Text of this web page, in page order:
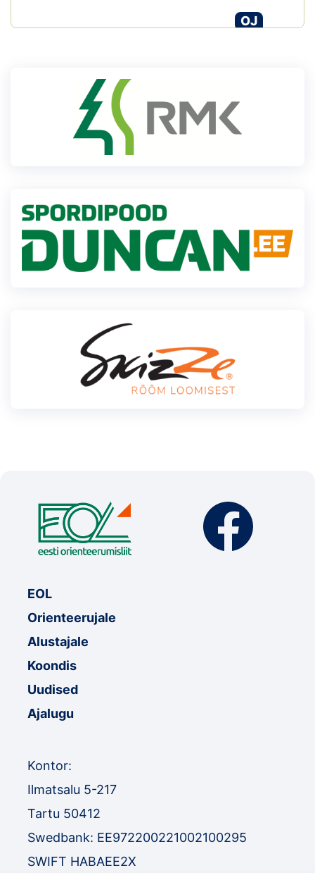
OJ
EOL
Orienteerujale
Alustajale
Koondis
Uudised
Ajalugu
Kontor:
Ilmatsalu 5-217
Tartu 50412
Swedbank: EE972200221002100295
SWIFT HABAEE2X